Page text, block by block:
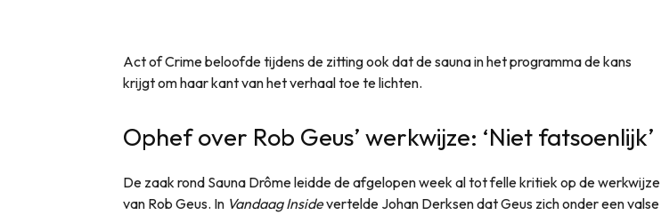
Act of Crime beloofde tijdens de zitting ook dat de sauna in het programma de kans
krijgt om haar kant van het verhaal toe te lichten.
Ophef over Rob Geus’ werkwijze: ‘Niet fatsoenlijk’
De zaak rond Sauna Drôme leidde de afgelopen week al tot felle kritiek op de werkwijze
van Rob Geus. In Vandaag Insidevertelde Johan Derksen dat Geus zich onder een valse